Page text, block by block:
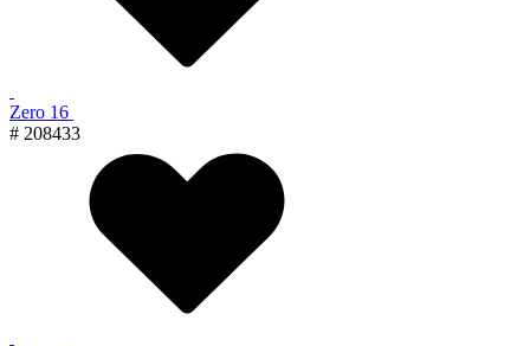
Zero 16
# 208433